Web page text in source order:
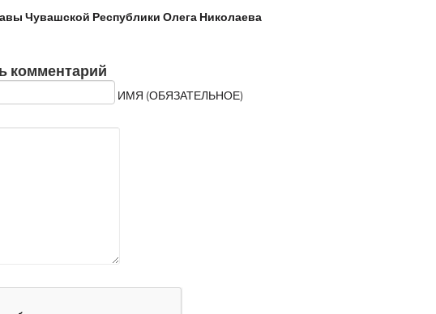
Чувашской Республики Олега Николаева
комментарий
ИМЯ (ОБЯЗАТЕЛЬНОЕ)